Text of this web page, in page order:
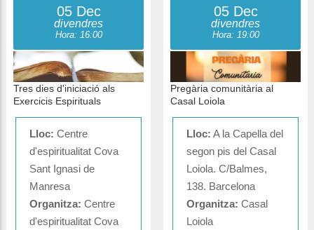
05 Dec
divendres
Hora: 16:00
Tres dies d'iniciació als
Exercicis Espirituals
Lloc: Centre
d'espiritualitat Cova
Sant Ignasi de
Manresa
Organitza: Centre
d'espiritualitat Cova
05 Dec
divendres
Hora: 19:00
Pregària comunitària al
Casal Loiola
Lloc: A la Capella del
segon pis del Casal
Loiola. C/Balmes,
138. Barcelona
Organitza: Casal
Loiola